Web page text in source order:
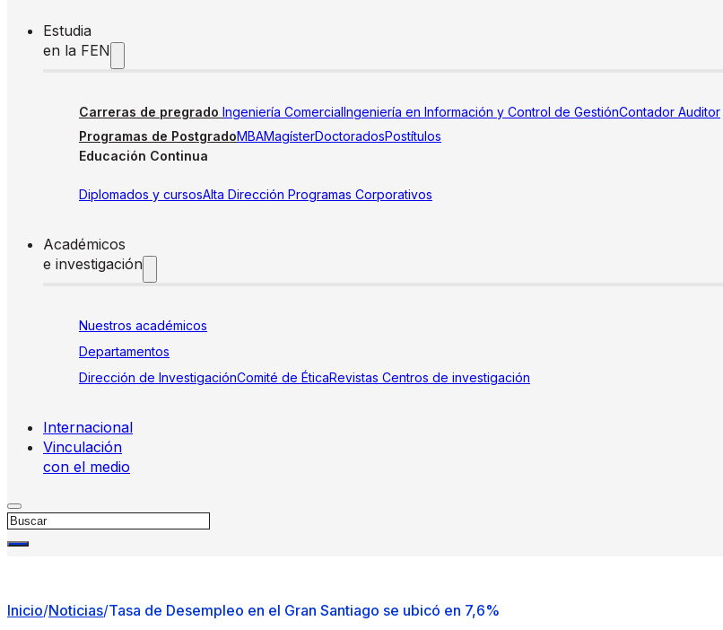
Estudia
en la FEN
Carreras de pregrado Ingeniería ComercialIngeniería en Información y Control de GestiónContador Auditor
Programas de PostgradoMBAMagísterDoctoradosPostítulos
Educación Continua
Diplomados y cursosAlta Dirección Programas Corporativos
Académicos
e investigación
Nuestros académicos
Departamentos
Dirección de InvestigaciónComité de ÉticaRevistas Centros de investigación
Internacional
Vinculación
con el medio
Buscar
Inicio/Noticias/Tasa de Desempleo en el Gran Santiago se ubicó en 7,6%